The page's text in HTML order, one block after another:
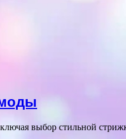
выбор стильной